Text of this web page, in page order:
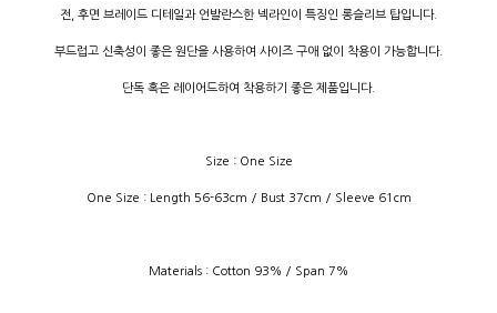
전, 후면 브레이드 디테일과 언발란스한 넥라인이 특징인 롱슬리브 탑입니다.
부드럽고 신축성이 좋은 원단을 사용하여 사이즈 구애 없이 착용이 가능합니다.
단독 혹은 레이어드하여 착용하기 좋은 제품입니다.
Size : One Size
One Size : Length 56-63cm / Bust 37cm / Sleeve 61cm
Materials : Cotton 93% / Span 7%